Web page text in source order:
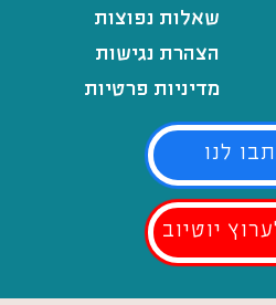
שאלות נפוצות
הצהרת נגישות
מדיניות פרטיות
יוטיוב
לנו